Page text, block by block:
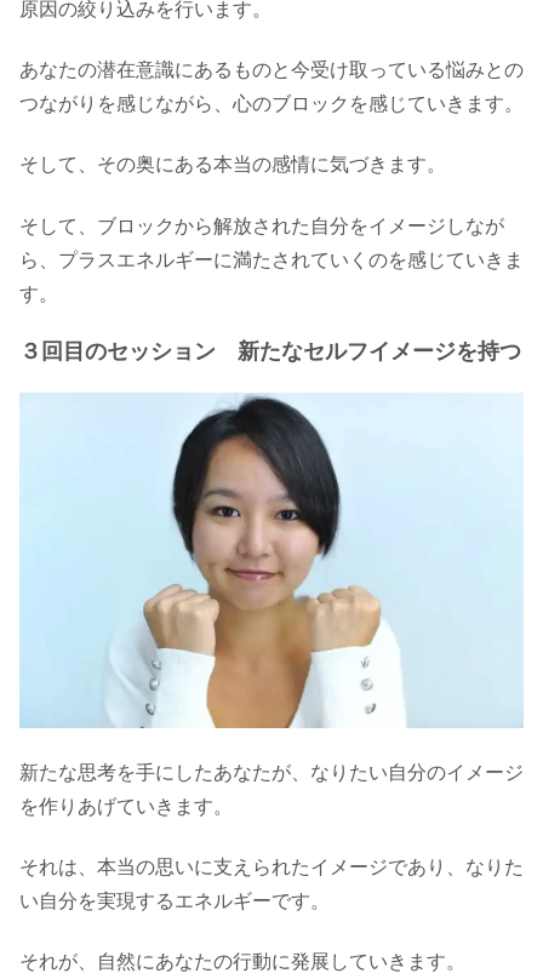
原因の絞り込みを行います。
あなたの潜在意識にあるものと今受け取っている悩みとの
つながりを感じながら、心のブロックを感じていきます。
そして、その奥にある本当の感情に気づきます。
そして、ブロックから解放された自分をイメージしなが
ら、プラスエネルギーに満たされていくのを感じていきま
す。
３回目のセッション 新たなセルフイメージを持つ
新たな思考を手にしたあなたが、なりたい自分のイメージ
を作りあげていきます。
それは、本当の思いに支えられたイメージであり、なりた
い自分を実現するエネルギーです。
それが、自然にあなたの行動に発展していきます。